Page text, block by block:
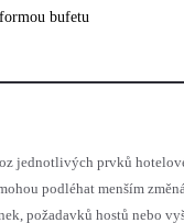
bufetu
jednotlivých prvků
podléhat menším
požadavků hostů nebo